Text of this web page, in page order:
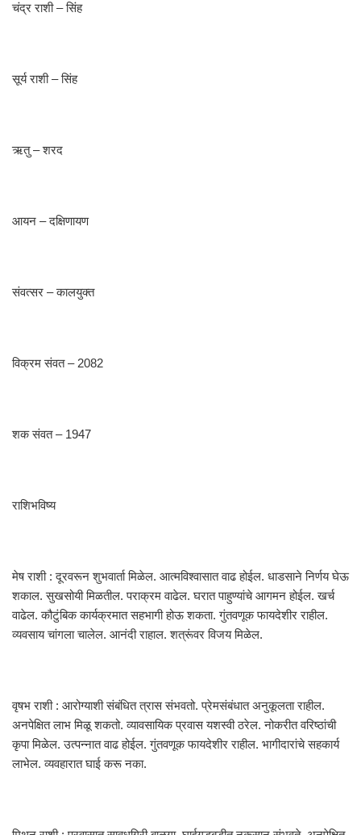
चंद्र राशी – सिंह
सूर्य राशी – सिंह
ऋतु – शरद
आयन – दक्षिणायण
संवत्सर – कालयुक्त
विक्रम संवत – 2082
शक संवत – 1947
राशिभविष्य
मेष राशी : दूरवरून शुभवार्ता मिळेल. आत्मविश्वासात वाढ होईल. धाडसाने निर्णय घेऊ
शकाल. सुखसोयी मिळतील. पराक्रम वाढेल. घरात पाहुण्यांचे आगमन होईल. खर्च
वाढेल. कौटुंबिक कार्यक्रमात सहभागी होऊ शकता. गुंतवणूक फायदेशीर राहील.
व्यवसाय चांगला चालेल. आनंदी राहाल. शत्रूंवर विजय मिळेल.
वृषभ राशी : आरोग्याशी संबंधित त्रास संभवतो. प्रेमसंबंधात अनुकूलता राहील.
अनपेक्षित लाभ मिळू शकतो. व्यावसायिक प्रवास यशस्वी ठरेल. नोकरीत वरिष्ठांची
कृपा मिळेल. उत्पन्नात वाढ होईल. गुंतवणूक फायदेशीर राहील. भागीदारांचे सहकार्य
लाभेल. व्यवहारात घाई करू नका.